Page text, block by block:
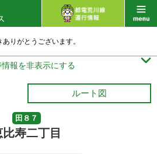
りがとうございます。
報を非表示にする 
ルート図
田８７
比寿二丁目